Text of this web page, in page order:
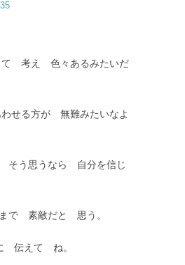
考え 色々あるみたいだ
せる方が 無難みたいなよ
う思うなら 自分を信じ
で 素敵だと 思う。
伝えて ね。